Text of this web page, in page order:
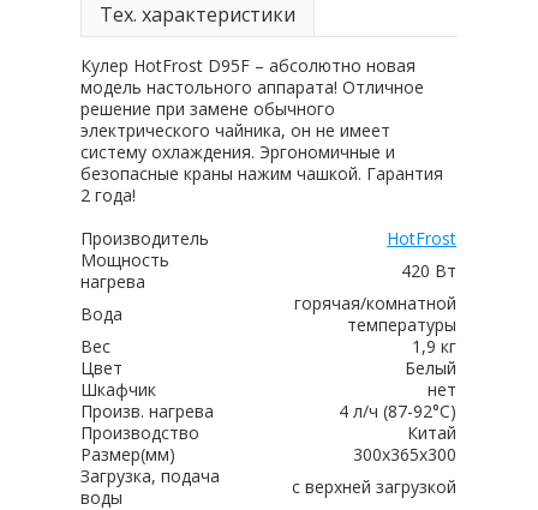
Тех. характеристики
Кулер HotFrost D95F – абсолютно новая
модель настольного аппарата! Отличное
решение при замене обычного
электрического чайника, он не имеет
систему охлаждения. Эргономичные и
безопасные краны нажим чашкой. Гарантия
2 года!
Производитель
HotFrost
Мощность
нагрева
420 Вт
Вода
горячая/комнатной
температуры
Вес
1,9 кг
Цвет
Белый
Шкафчик
нет
Произв. нагрева
4 л/ч (87-92°C)
Производство
Китай
Размер(мм)
300х365х300
Загрузка, подача
воды
с верхней загрузкой